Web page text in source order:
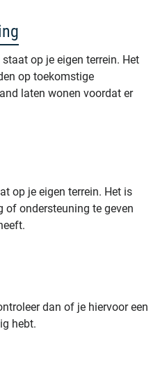
op je eigen terrein. Het
op toekomstige
laten wonen voordat er
op je eigen terrein. Het is
of ondersteuning te geven
dan of je hiervoor een
hebt.